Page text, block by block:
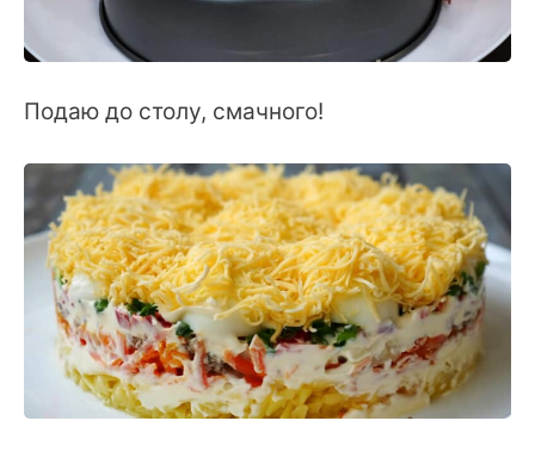
Подаю до столу, смачного!